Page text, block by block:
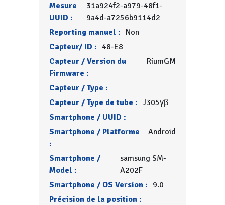
Mesure
UUID :
31a924f2-a979-48f1-
9a4d-a7256b9114d2
Reporting manuel : Non
Capteur/ ID : 48-E8
Capteur / Version du
Firmware :
RiumGM
Capteur / Type :
Capteur / Type de tube : J305γβ
Smartphone / UUID :
Smartphone / Platforme
:
Android
Smartphone /
Model :
samsung SM-
A202F
Smartphone / OS Version : 9.0
Précision de la position :